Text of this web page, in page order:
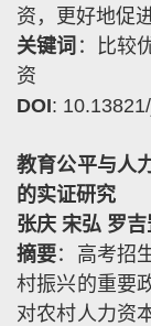
资，更好地促
关键词 ：比较
资
DOI:
教育公平与人
的实证研究
张庆 宋弘 罗吉
摘要：高考招
村振兴的重要
对农村人力资